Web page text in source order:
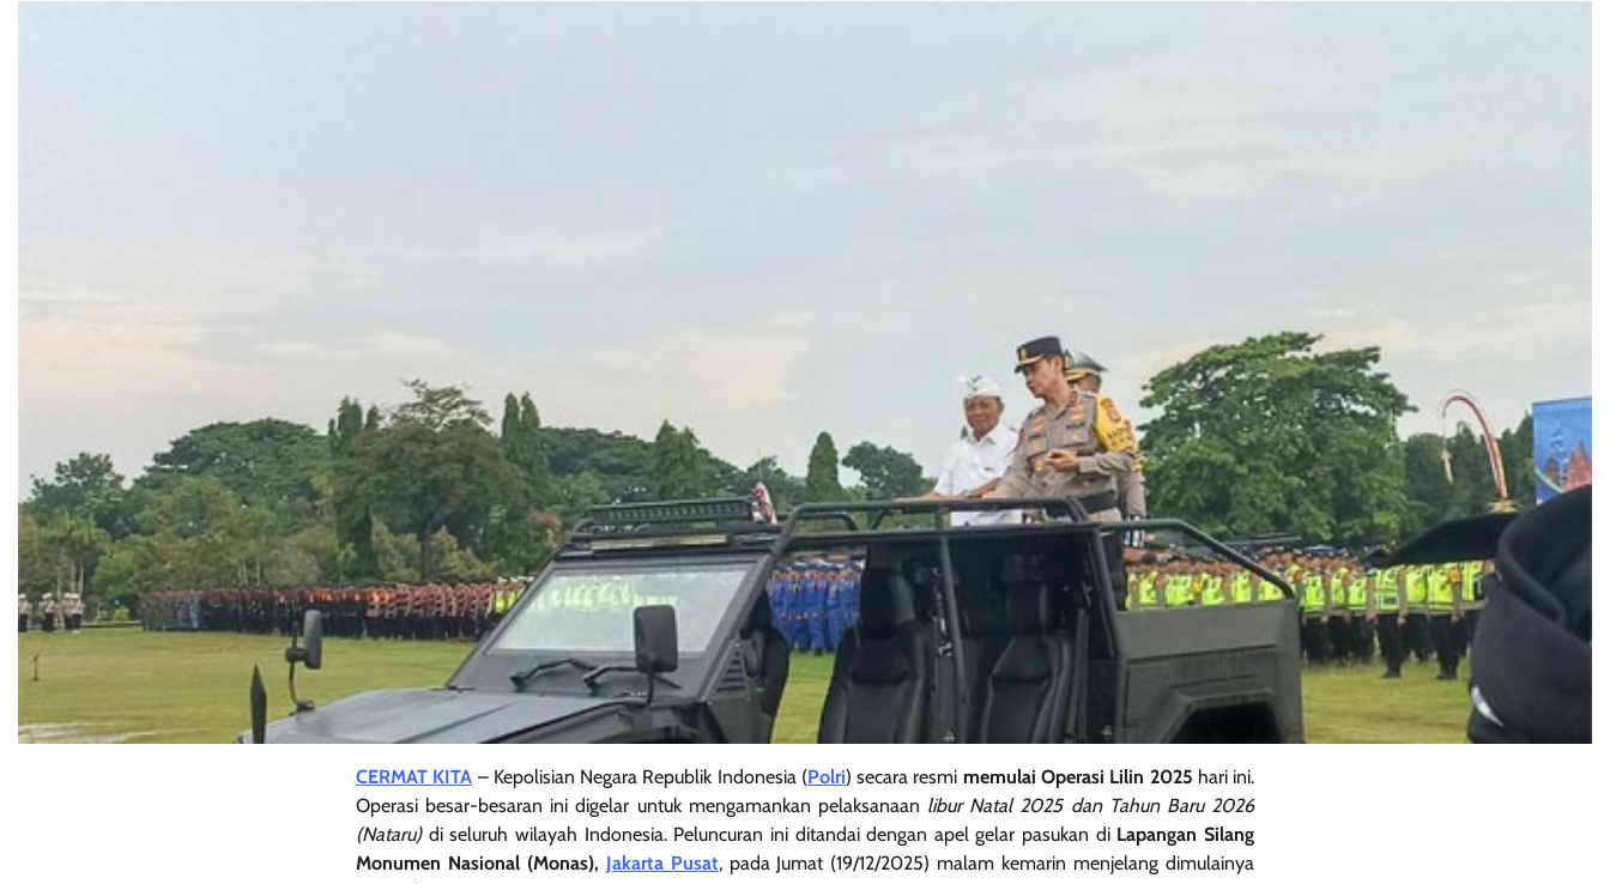
CERMAT KITA – Kepolisian Negara Republik Indonesia (Polri) secara resmi memulai Operasi Lilin 2025 hari ini.
Operasi besar-besaran ini digelar untuk mengamankan pelaksanaan libur Natal 2025 dan Tahun Baru 2026
(Nataru)di seluruh wilayah Indonesia. Peluncuran ini ditandai dengan apel gelar pasukan di Lapangan Silang
Monumen Nasional (Monas), Jakarta Pusat, pada Jumat (19/12/2025) malam kemarin menjelang dimulainya